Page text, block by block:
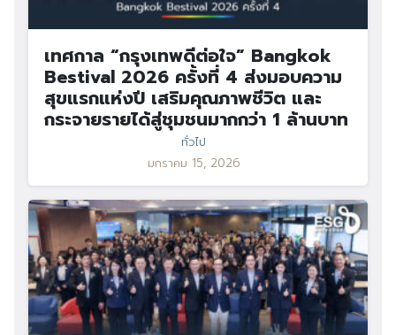
เทศกาล “กรุงเทพดีต่อใจ” Bangkok
Bestival 2026 ครั้งที่ 4 ส่งมอบความ
สุขแรกแห่งปี เสริมคุณภาพชีวิต และ
กระจายรายได้สู่ชุมชนมากกว่า 1 ล้านบาท
ทั่วไป
มกราคม 15, 2026